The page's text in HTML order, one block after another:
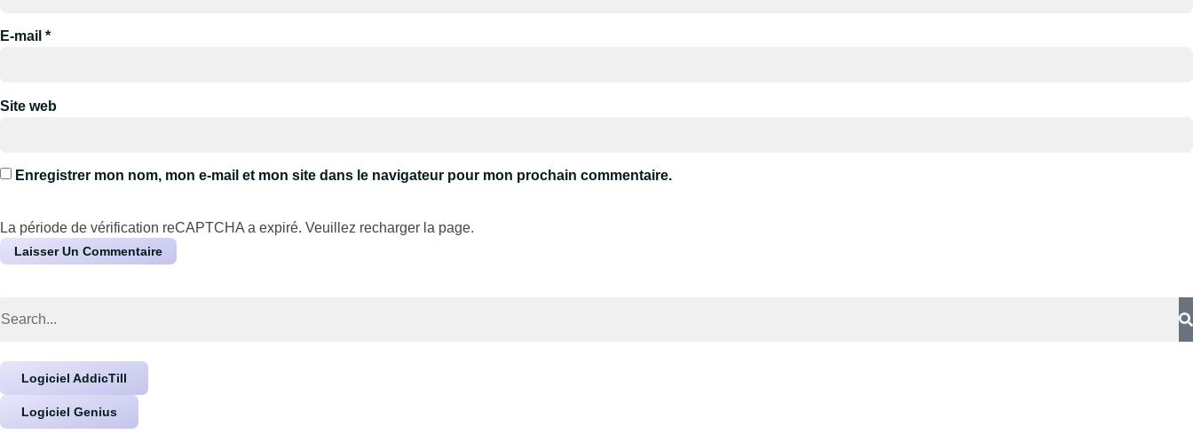
E-mail *
Site web
Enregistrer mon nom, mon e-mail et mon site dans le navigateur pour mon prochain commentaire.
La période de vérification reCAPTCHA a expiré. Veuillez recharger la page.
Logiciel AddicTill
Logiciel Genius